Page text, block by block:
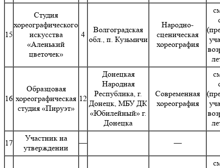
15
Студия
хореографического
искусства
«Аленький
цветочек»
4
Волгоградская
обл., п. Кузьмичи
Народно-
сценическая
хореография
16
Образцовая
хореографическая
студия «Пируэт»
12
Донецкая
Народная
Республика, г.
Донецк, МБУ ДК
«Юбилейный» г.
Донецка
Современная
хореография
17
Участник на
утверждении
— —